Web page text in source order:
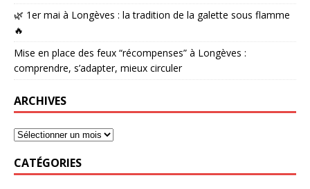
🌿 1er mai à Longèves : la tradition de la galette sous flamme
🔥
Mise en place des feux “récompenses” à Longèves :
comprendre, s’adapter, mieux circuler
ARCHIVES
CATÉGORIES